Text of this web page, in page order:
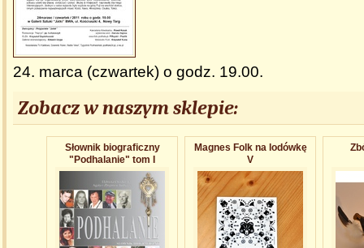
24. marca (czwartek) o godz. 19.00.
Zobacz w naszym sklepie:
Słownik biograficzny
"Podhalanie" tom I
Magnes Folk na lodówkę
V